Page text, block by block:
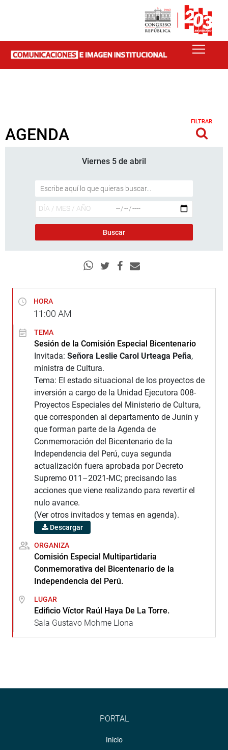
AGENDA
FILTRAR
Viernes 5 de abril
HORA
11:00 AM
TEMA
Sesión de la Comisión Especial Bicentenario
Invitada: Señora Leslie Carol Urteaga Peña,
ministra de Cultura.
Tema: El estado situacional de los proyectos de
inversión a cargo de la Unidad Ejecutora 008-
Proyectos Especiales del Ministerio de Cultura,
que corresponden al departamento de Junín y
que forman parte de la Agenda de
Conmemoración del Bicentenario de la
Independencia del Perú, cuya segunda
actualización fuera aprobada por Decreto
Supremo 011–2021-MC; precisando las
acciones que viene realizando para revertir el
nulo avance.
(Ver otros invitados y temas en agenda).
Descargar
ORGANIZA
Comisión Especial Multipartidaria
Conmemorativa del Bicentenario de la
Independencia del Perú.
LUGAR
Edificio Víctor Raúl Haya De La Torre.
Sala Gustavo Mohme Llona
PORTAL
Inicio